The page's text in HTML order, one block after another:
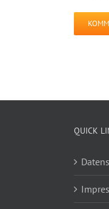
QUICK